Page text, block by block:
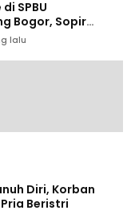
SPBU
Bogor, Sopir
lalu
Diri, Korban
Beristri